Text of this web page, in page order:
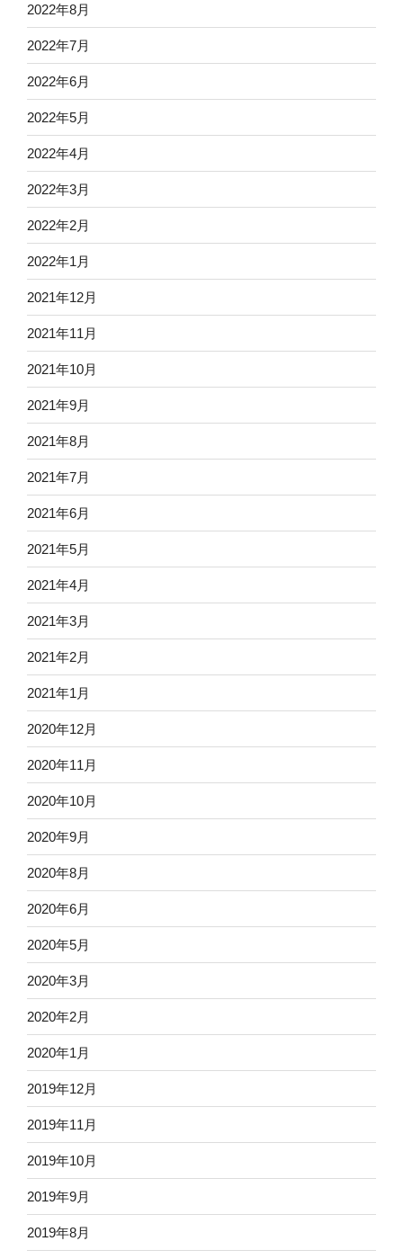
2022年8月
2022年7月
2022年6月
2022年5月
2022年4月
2022年3月
2022年2月
2022年1月
2021年12月
2021年11月
2021年10月
2021年9月
2021年8月
2021年7月
2021年6月
2021年5月
2021年4月
2021年3月
2021年2月
2021年1月
2020年12月
2020年11月
2020年10月
2020年9月
2020年8月
2020年6月
2020年5月
2020年3月
2020年2月
2020年1月
2019年12月
2019年11月
2019年10月
2019年9月
2019年8月